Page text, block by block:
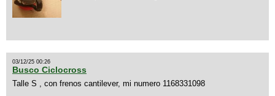
03/12/25 00:26
Busco Ciclocross
Talle S , con frenos cantilever, mi numero 1168331098